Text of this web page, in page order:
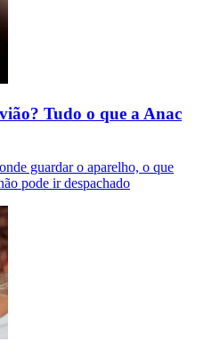
Tudo o que a Anac
guardar o aparelho, o que
pode ir despachado